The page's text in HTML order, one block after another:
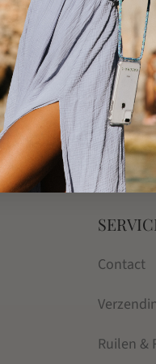
Contact
Ruilen &